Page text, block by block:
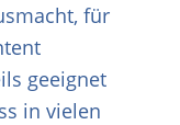
für
geeignet
in vielen